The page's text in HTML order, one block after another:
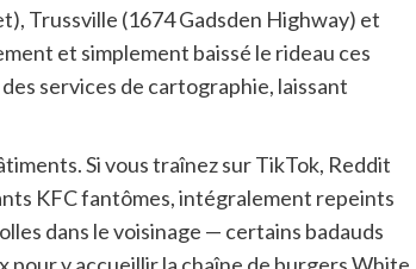
Trussville (1674 Gadsden Highway) et
et simplement baissé le rideau ces
services de cartographie, laissant
Si vous traînez sur TikTok, Reddit
KFC fantômes, intégralement repeints
dans le voisinage — certains badauds